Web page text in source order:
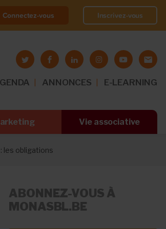
Connectez-vous Inscrivez-vous
ANNONCES E-LEARNING
Vie associative
les obligations
ABONNEZ-VOUS À
MONASBL.BE